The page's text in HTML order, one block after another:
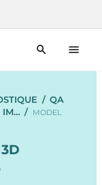
/ QA
IM… / MODEL